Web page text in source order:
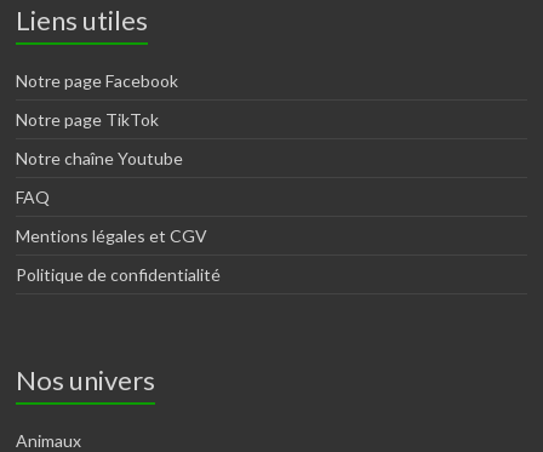
Liens utiles
Notre page Facebook
Notre page TikTok
Notre chaîne Youtube
FAQ
Mentions légales et CGV
Politique de confidentialité
Nos univers
Animaux